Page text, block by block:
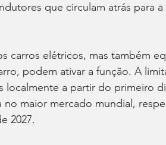
que circulam atrás para
carros elétricos, mas também
podem ativar a função. A
a partir do primeiro
no maior mercado mundial,
2027.